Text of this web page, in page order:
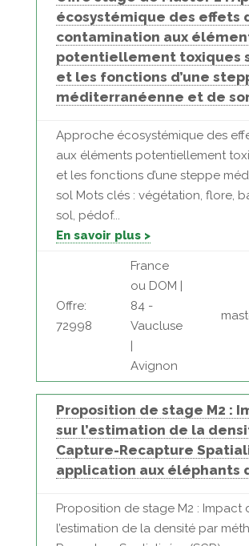
écosystémique des effets
contamination aux
potentiellement toxiques
et les fonctions d’une
méditerranéenne et de
Approche écosystémique des
aux éléments potentiellement
et les fonctions d’une steppe
sol Mots clés : végétation, flore,
sol, pédof...
En savoir plus >
Offre:
72998
France
ou DOM |
84 -
Vaucluse
|
Avignon
Proposition de stage M2 :
sur l’estimation de la
Capture-Recapture
application aux éléphants
Proposition de stage M2 : Impact
l’estimation de la densité par